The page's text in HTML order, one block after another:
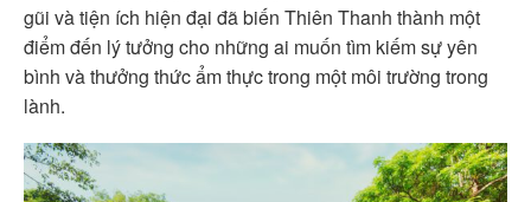
gũi và tiện ích hiện đại đã biến Thiên Thanh thành một
điểm đến lý tưởng cho những ai muốn tìm kiếm sự yên
bình và thưởng thức ẩm thực trong một môi trường trong
lành.